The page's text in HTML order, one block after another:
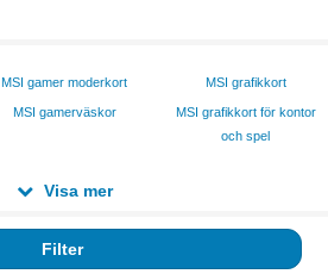
MSI gamer moderkort
MSI gamerväskor
MSI grafikkort
MSI grafikkort för kontor
och spel
Visa mer
Filter